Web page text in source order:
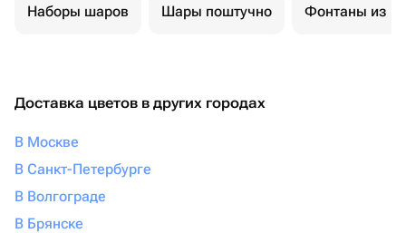
Наборы шаров Шары поштучно Фонтаны из
Доставка цветов в других городах
В Москве
В Санкт-Петербурге
В Волгограде
В Брянске